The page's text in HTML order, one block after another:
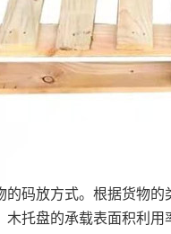
的码放方式。根据货物的
木托盘的承载表面积利